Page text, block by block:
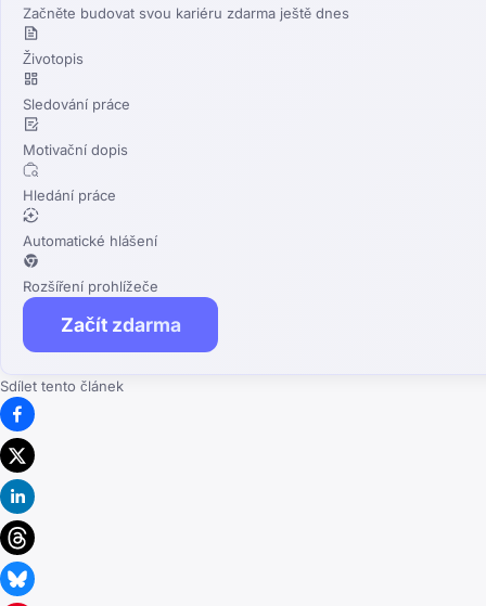
Začněte budovat svou kariéru zdarma ještě dnes
Životopis
Sledování práce
Motivační dopis
Hledání práce
Automatické hlášení
Rozšíření prohlížeče
Začít zdarma
Sdílet tento článek